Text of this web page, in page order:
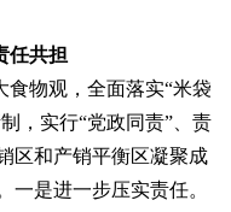
任共担
物观，全面落实“米袋
，实行“党政同责”、责
区和产销平衡区凝聚成
一是进一步压实责任。